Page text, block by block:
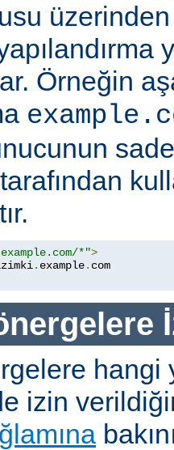
Örneğin
*">
. example.
hangi
izin